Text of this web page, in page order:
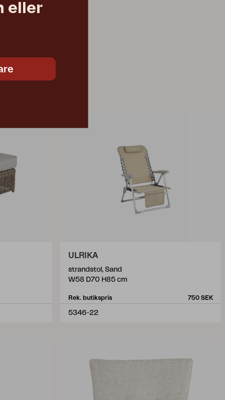
ULRIKA
strandstol, Sand
W58 D70 H85 cm
Rek. butikspris 750 SEK
5346-22
eller